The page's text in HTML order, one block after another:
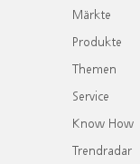
Märkte
Produkte
Themen
Service
Know How
Trendradar